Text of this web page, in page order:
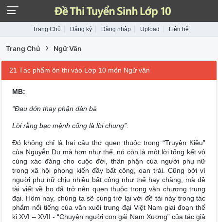
Trang Chủ Đăng ký Đăng nhập Upload Liên hệ
Trang Chủ › Ngữ Văn
21 Tác phẩm ôn thi vào Lớp 10 môn Ngữ văn
MB:
“Đau đớn thay phận đàn bà
Lời rằng bạc mệnh cũng là lời chung”.
Đó không chỉ là hai câu thơ quen thuộc trong “Truyện Kiều”
của Nguyễn Du mà hơn như thế, nó còn là một lời tổng kết vô
cùng xác đáng cho cuộc đời, thân phận của người phụ nữ
trong xã hội phong kiến đầy bất công, oan trái. Cũng bởi vì
người phụ nữ chịu nhiều bất công như thế hay chăng, mà đề
tài viết về họ đã trở nên quen thuộc trong văn chương trung
đại. Hôm nay, chúng ta sẽ cùng trở lại với đề tài này trong tác
phẩm nổi tiếng của văn xuôi trung đại Việt Nam giai đoạn thế
kỉ XVI – XVII - “Chuyện người con gái Nam Xương” của tác giả